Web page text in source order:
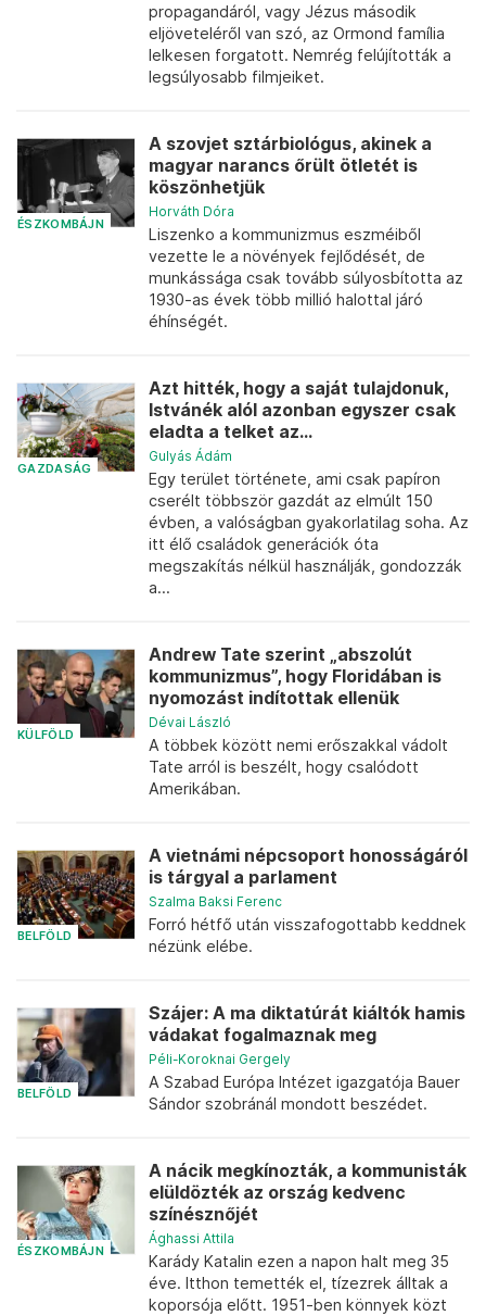
propagandáról, vagy Jézus második
eljöveteléről van szó, az Ormond família
lelkesen forgatott. Nemrég felújították a
legsúlyosabb filmjeiket.
ÉSZKOMBÁJN
A szovjet sztárbiológus, akinek a
magyar narancs őrült ötletét is
köszönhetjük
Horváth Dóra
Liszenko a kommunizmus eszméiből
vezette le a növények fejlődését, de
munkássága csak tovább súlyosbította az
1930-as évek több millió halottal járó
éhínségét.
GAZDASÁG
Azt hitték, hogy a saját tulajdonuk,
Istvánék alól azonban egyszer csak
eladta a telket az...
Gulyás Ádám
Egy terület története, ami csak papíron
cserélt többször gazdát az elmúlt 150
évben, a valóságban gyakorlatilag soha. Az
itt élő családok generációk óta
megszakítás nélkül használják, gondozzák
a...
KÜLFÖLD
Andrew Tate szerint „abszolút
kommunizmus”, hogy Floridában is
nyomozást indítottak ellenük
Dévai László
A többek között nemi erőszakkal vádolt
Tate arról is beszélt, hogy csalódott
Amerikában.
BELFÖLD
A vietnámi népcsoport honosságáról
is tárgyal a parlament
Szalma Baksi Ferenc
Forró hétfő után visszafogottabb keddnek
nézünk elébe.
BELFÖLD
Szájer: A ma diktatúrát kiáltók hamis
vádakat fogalmaznak meg
Péli-Koroknai Gergely
A Szabad Európa Intézet igazgatója Bauer
Sándor szobránál mondott beszédet.
ÉSZKOMBÁJN
A nácik megkínozták, a kommunisták
elüldözték az ország kedvenc
színésznőjét
Ághassi Attila
Karády Katalin ezen a napon halt meg 35
éve. Itthon temették el, tízezrek álltak a
koporsója előtt. 1951-ben könnyek közt